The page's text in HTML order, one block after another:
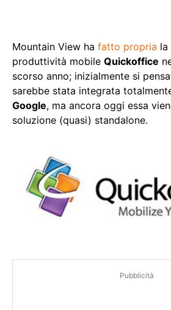
Mountain View ha fatto propria la
produttività mobile Quickoffice
scorso anno; inizialmente si
sarebbe stata integrata
Google, ma ancora oggi essa
soluzione (quasi) standalone.
Pubblicità